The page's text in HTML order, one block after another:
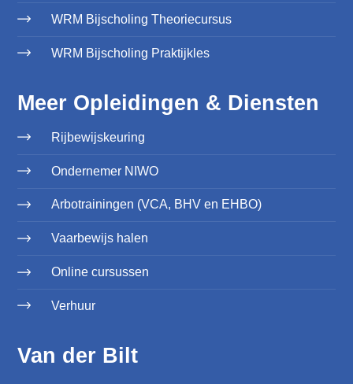
WRM Bijscholing Theoriecursus
WRM Bijscholing Praktijkles
Meer Opleidingen & Diensten
Rijbewijskeuring
Ondernemer NIWO
Arbotrainingen (VCA, BHV en EHBO)
Vaarbewijs halen
Online cursussen
Verhuur
Van der Bilt